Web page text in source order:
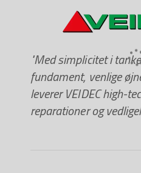
"Med simplicitet i
fundament, venlige
leverer VEIDEC high-
reparationer og